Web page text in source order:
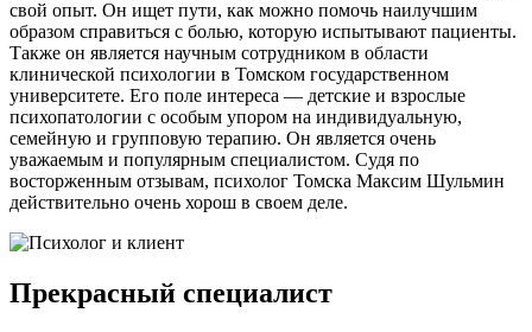
свой опыт. Он ищет пути, как можно помочь наилучшим
образом справиться с болью, которую испытывают пациенты.
Также он является научным сотрудником в области
клинической психологии в Томском государственном
университете. Его поле интереса — детские и взрослые
психопатологии с особым упором на индивидуальную,
семейную и групповую терапию. Он является очень
уважаемым и популярным специалистом. Судя по
восторженным отзывам, психолог Томска Максим Шульмин
действительно очень хорош в своем деле.
Прекрасный специалист